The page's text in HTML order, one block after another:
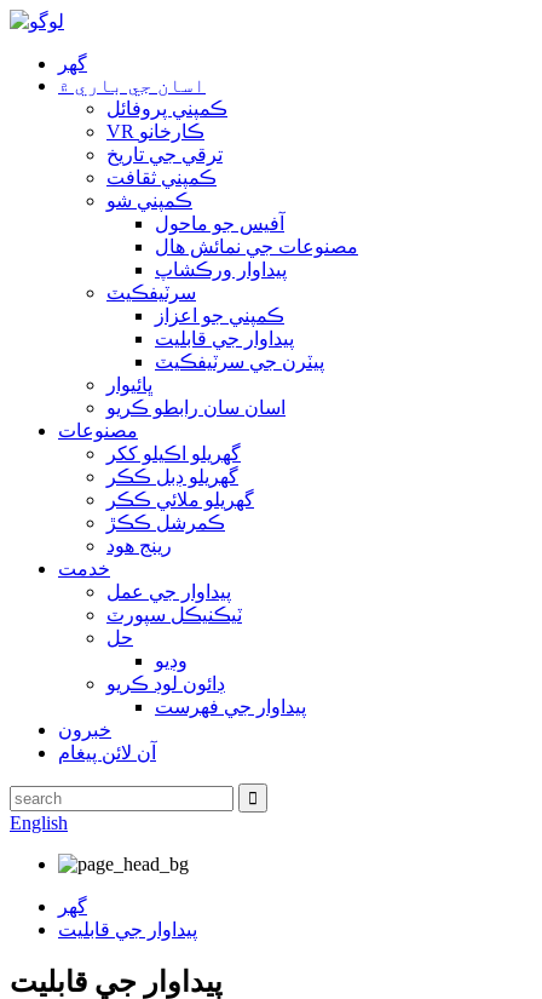
گهر
اسان جي باري ۾
ڪمپني پروفائل
VR ڪارخانو
ترقي جي تاريخ
ڪمپني ثقافت
ڪمپني شو
آفيس جو ماحول
مصنوعات جي نمائش هال
پيداوار ورڪشاپ
سرٽيفڪيٽ
ڪمپني جو اعزاز
پيداوار جي قابليت
پيٽرن جي سرٽيفڪيٽ
ڀائيوار
اسان سان رابطو ڪريو
مصنوعات
گهريلو اڪيلو ککر
گھريلو ڊبل ڪڪر
گهريلو ملائي ڪڪر
ڪمرشل ڪڪڙ
رينج هود
خدمت
پيداوار جي عمل
ٽيڪنيڪل سپورٽ
حل
وڊيو
ڊائون لوڊ ڪريو
پيداوار جي فهرست
خبرون
آن لائن پيغام
English
گهر
پيداوار جي قابليت
پيداوار جي قابليت